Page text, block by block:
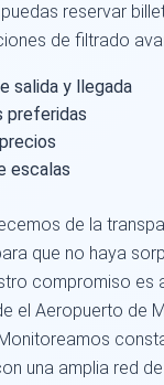
reservar
de filtrado
salida y llegada
preferidas
escalas
de la
que no haya
compromiso es
el Aeropuerto de
una amplia red